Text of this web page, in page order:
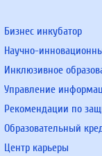
Бизнес инкубатор
Научно-
Инклюзивное
Управление
Рекомендации по
Образовательный
Центр карьеры